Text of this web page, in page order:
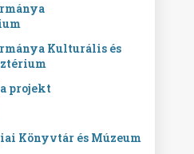
Kulturális és
projekt
Könyvtár és Múzeum